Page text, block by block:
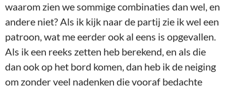
waarom zien we sommige combinaties dan wel, en
andere niet? Als ik kijk naar de partij zie ik wel een
patroon, wat me eerder ook al eens is opgevallen.
Als ik een reeks zetten heb berekend, en als die
dan ook op het bord komen, dan heb ik de neiging
om zonder veel nadenken die vooraf bedachte